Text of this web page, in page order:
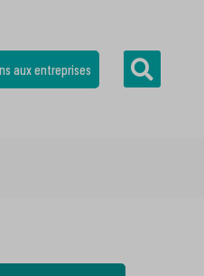
aux entreprises